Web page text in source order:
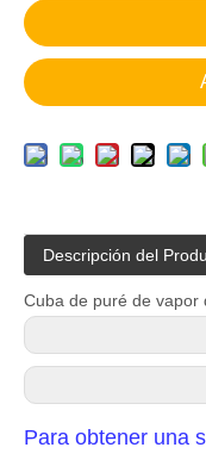
Descripción del
Cuba de puré de vapor
Para obtener una